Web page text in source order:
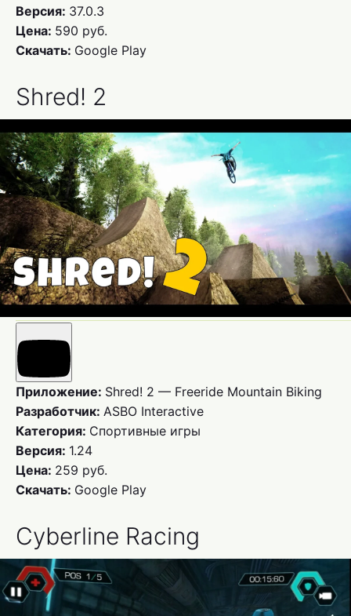
Версия: 37.0.3
Цена: 590 руб.
Скачать: Google Play
Shred! 2
Приложение: Shred! 2 — Freeride Mountain Biking
Разработчик: ASBO Interactive
Категория: Спортивные игры
Версия: 1.24
Цена: 259 руб.
Скачать: Google Play
Cyberline Racing